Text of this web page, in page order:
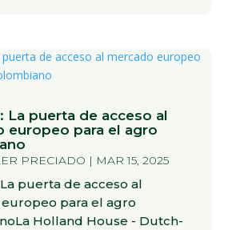
La puerta de acceso al
europeo para el agro
PRECIADO | MAR 15, 2025
puerta de acceso al
para el agro
Holland House - Dutch-